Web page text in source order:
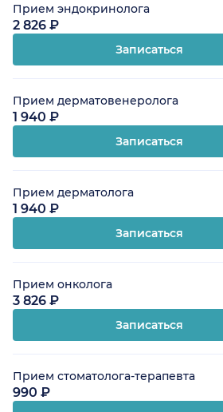
Прием эндокринолога
2 826 ₽
Записаться
Прием дерматовенеролога
1 940 ₽
Записаться
Прием дерматолога
1 940 ₽
Записаться
Прием онколога
3 826 ₽
Записаться
Прием стоматолога-терапевта
990 ₽